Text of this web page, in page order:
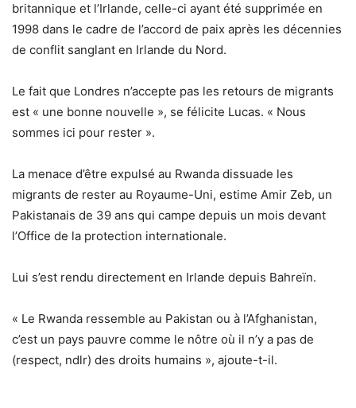
britannique et l’Irlande, celle-ci ayant été supprimée en
1998 dans le cadre de l’accord de paix après les décennies
de conflit sanglant en Irlande du Nord.
Le fait que Londres n’accepte pas les retours de migrants
est « une bonne nouvelle », se félicite Lucas. « Nous
sommes ici pour rester ».
La menace d’être expulsé au Rwanda dissuade les
migrants de rester au Royaume-Uni, estime Amir Zeb, un
Pakistanais de 39 ans qui campe depuis un mois devant
l’Office de la protection internationale.
Lui s’est rendu directement en Irlande depuis Bahreïn.
« Le Rwanda ressemble au Pakistan ou à l’Afghanistan,
c’est un pays pauvre comme le nôtre où il n’y a pas de
(respect, ndlr) des droits humains », ajoute-t-il.